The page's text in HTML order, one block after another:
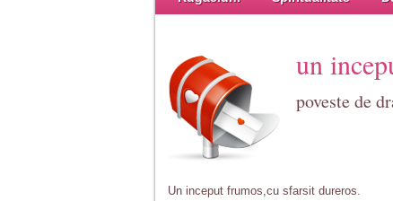
un
poveste de
Un inceput frumos,cu sfarsit dureros.